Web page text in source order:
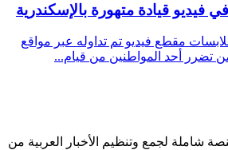
قيادة متهورة بالإسكندرية
مقطع فيديو تم تداوله عبر مواقع
تضرر أحد المواطنين من قيام...
شاملة لجمع وتنظيم الأخبار العربية من